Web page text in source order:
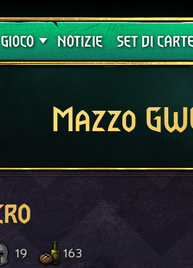
NOTIZIE SET DI
Crimson
Mazzo
19 163